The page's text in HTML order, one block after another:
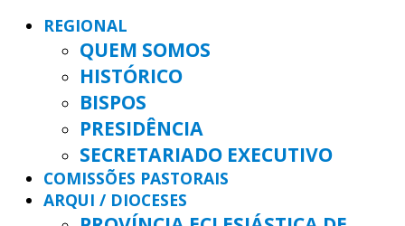
REGIONAL
QUEM SOMOS
HISTÓRICO
BISPOS
PRESIDÊNCIA
SECRETARIADO EXECUTIVO
COMISSÕES PASTORAIS
ARQUI / DIOCESES